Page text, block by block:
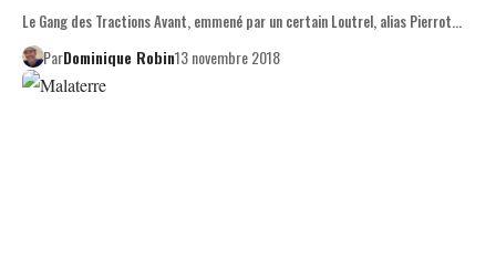
Le Gang des Tractions Avant, emmené par un certain Loutrel, alias Pierrot…
ParDominique Robin13 novembre 2018